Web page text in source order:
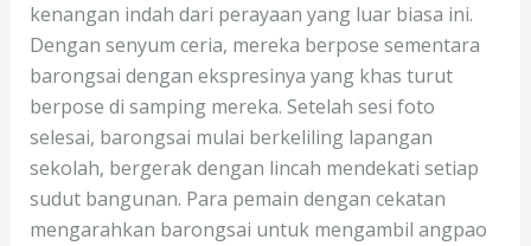
kenangan indah dari perayaan yang luar biasa ini.
Dengan senyum ceria, mereka berpose sementara
barongsai dengan ekspresinya yang khas turut
berpose di samping mereka. Setelah sesi foto
selesai, barongsai mulai berkeliling lapangan
sekolah, bergerak dengan lincah mendekati setiap
sudut bangunan. Para pemain dengan cekatan
mengarahkan barongsai untuk mengambil angpao